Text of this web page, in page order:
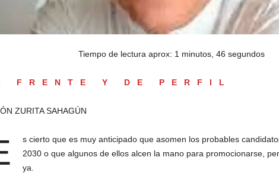
Tiempo de lectura aprox: 1 minutos, 46 segundos
FRENTE Y DE PERFIL
ZURITA SAHAGÚN
s cierto que es muy anticipado que asomen los probables
2030 o que algunos de ellos alcen la mano para promocionarse,
ya.